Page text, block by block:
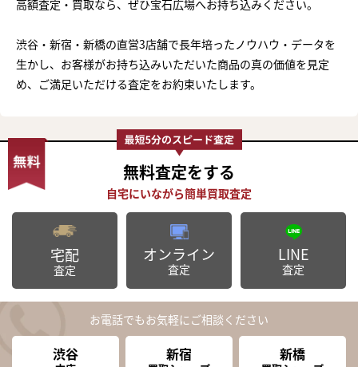
高額査定・買取なら、ぜひ宝石広場へお持ち込みください。
渋谷・新宿・新橋の直営3店舗で長年培ったノウハウ・データを
生かし、お客様がお持ち込みいただいた商品の真の価値を見定
め、ご満足いただける査定をお約束いたします。
無料査定をする
宅配
査定
オンライン
査定
LINE
査定
お電話でもお気軽にご相談ください
渋谷 新宿 新橋